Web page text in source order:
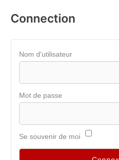
Connection
Nom d'utilisateur
Mot de passe
Se souvenir de moi